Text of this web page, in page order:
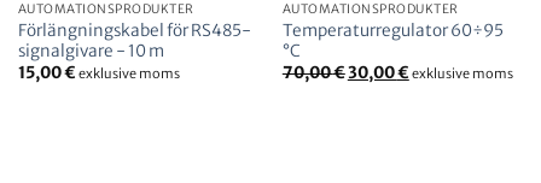
AUTOMATIONSPRODUKTER
Förlängningskabel för RS485-
signalgivare - 10 m
15,00€ exklusive moms
AUTOMATIONSPRODUKTER
Temperaturregulator 60÷95
°C
70,00€Det
ursprungliga
30,00€Det
exklusive moms